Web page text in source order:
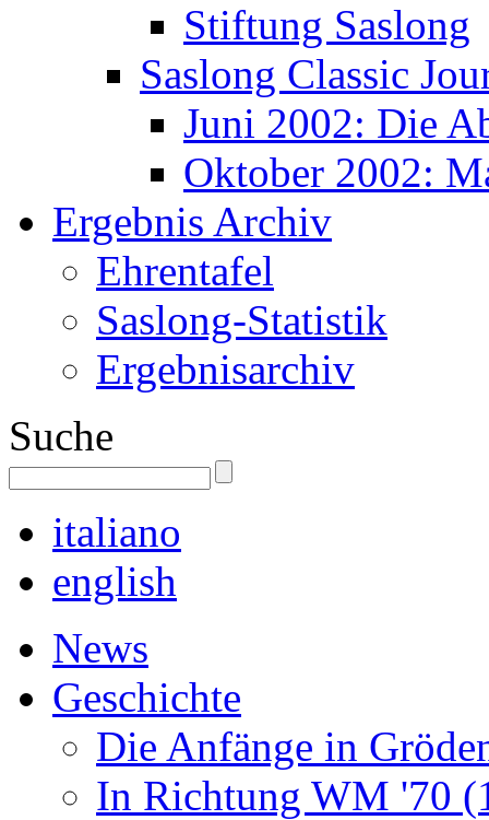
Stiftung Saslong
Saslong Classic
Juni 2002: Die
Oktober 2002:
Ergebnis Archiv
Ehrentafel
Saslong-Statistik
Ergebnisarchiv
Suche
italiano
english
News
Geschichte
Die Anfänge in
In Richtung WM '70